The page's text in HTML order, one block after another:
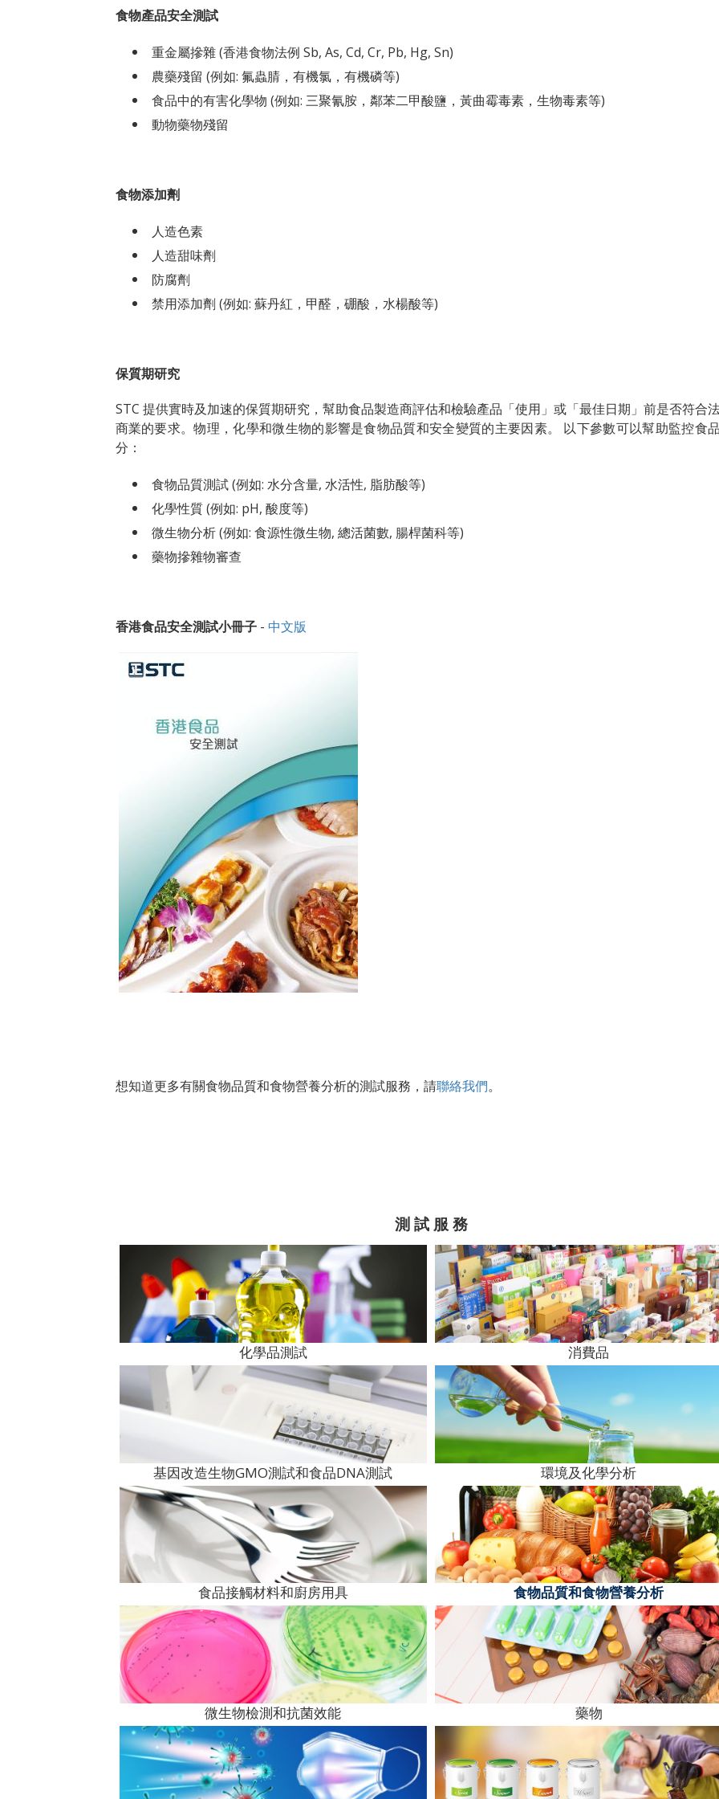
食物產品安全測試
重金屬摻雜 (香港食物法例 Sb, As, Cd, Cr, Pb, Hg, Sn)
農藥殘留 (例如: 氟蟲腈，有機氯，有機磷等)
食品中的有害化學物 (例如: 三聚氰胺，鄰苯二甲酸鹽，黃曲霉毒素，生物毒素等)
動物藥物殘留
食物添加劑
人造色素
人造甜味劑
防腐劑
禁用添加劑 (例如: 蘇丹紅，甲醛，硼酸，水楊酸等)
保質期研究
STC 提供實時及加速的保質期研究，幫助食品製造商評估和檢驗產品「使用」或「最佳日期」前是否符合
商業的要求。物理，化學和微生物的影響是食物品質和安全變質的主要因素。 以下參數可以幫助監控食
分：
食物品質測試 (例如: 水分含量, 水活性, 脂肪酸等)
化學性質 (例如: pH, 酸度等)
微生物分析 (例如: 食源性微生物, 總活菌數, 腸桿菌科等)
藥物摻雜物審查
香港食品安全測試小冊子- 中文版
想知道更多有關食物品質和食物營養分析的測試服務， 請聯絡我們。
測 試 服 務
化學品測試 消費品
基因改造生物GMO測試和食品DNA測試 環境及化學分析
食品接觸材料和廚房用具 食物品質和食物營養分析
微生物檢測和抗菌效能 藥物